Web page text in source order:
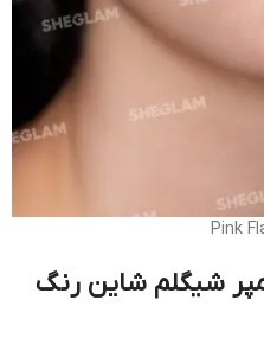
شیگلم شاین رنگ